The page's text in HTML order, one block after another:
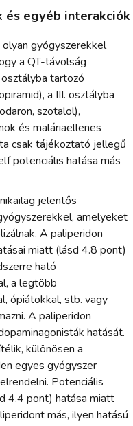
és egyéb interakciók
gyógyszerekkel
a QT-távolság
tartozó
a III. osztályba
szotalol),
és maláriaellenes
csak tájékoztató jellegű
potenciális hatása más
jelentős
amelyeket
A paliperidon
miatt (lásd 4.8 pont)
ható
a legtöbb
ópiátokkal, stb. vagy
A paliperidon
hatását.
különösen a
egyes gyógyszer
Potenciális
4.4 pont) hatása miatt
más, ilyen hatású